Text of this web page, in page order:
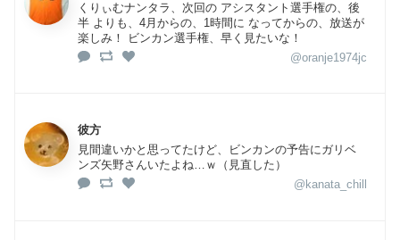
くりぃむナンタラ、次回の アシスタント選手権の、後
半 よりも、4月からの、1時間に なってからの、放送が
楽しみ！ ビンカン選手権、早く見たいな！
@oranje1974jc
彼方
見間違いかと思ってたけど、ビンカンの予告にガリベ
ンズ矢野さんいたよね…ｗ（見直した）
@kanata_chill